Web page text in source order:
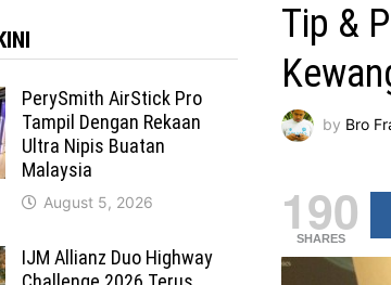
Tip &
by Bro
190
SHARES
PerySmith AirStick Pro
Tampil Dengan Rekaan
Ultra Nipis Buatan
Malaysia
August 5, 2026
IJM Allianz Duo Highway